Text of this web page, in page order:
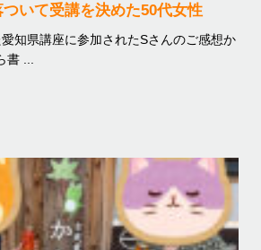
いて受講を決めた50代女性
知県講座に参加されたSさんのご感想か
...